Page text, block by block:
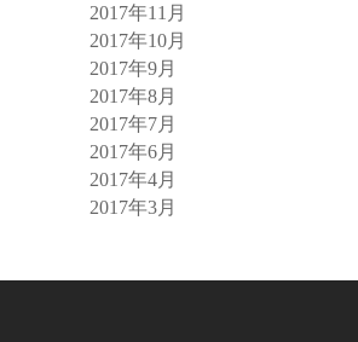
2017年11月
2017年10月
2017年9月
2017年8月
2017年7月
2017年6月
2017年4月
2017年3月